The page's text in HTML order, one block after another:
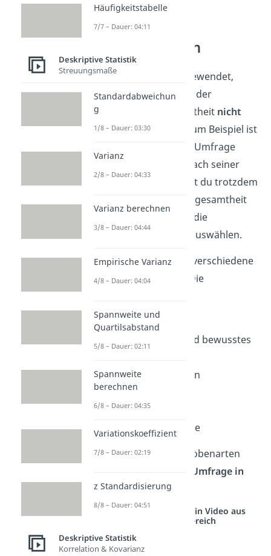
Stichprobenarten
Stichproben werden angewendet,
wenn eine Untersuchung der
kompletten Grundgesamtheit nicht
sinnvoll umsetzbar
ist. Zum Beispiel ist
es nicht möglich, in einer Umfrage
jeden einzelnen Bürger nach seiner
Meinung zu fragen. Damit du trotzdem
Aussagen über die Grundgesamtheit
treffen kannst, musst du die
Stichprobe gut überlegt auswählen.
Du unterschiedest dabei verschiedene
Arten von Stichproben
. Die
wichtigsten sind:
Zufallsstichprobe
Quotenstichprobe und bewusstes
Mehrstufige Verfahren
Klumpenstichprobe
(Clusterstichprobe)
Willkürliche Stichprobe
Hier lernst du die Stichprobenarten
Umfrage in
der Bevölkerungkennen.
Studyflix vernetzt: Hier ein Video aus
einem anderen Bereich
Häufigkeitstabelle
7/7 – Dauer: 04:11
Deskriptive Statistik
Streuungsmaße
Standardabweichun
g
1/8 – Dauer: 03:30
Varianz
2/8 – Dauer: 04:33
Varianz berechnen
3/8 – Dauer: 04:44
Empirische Varianz
4/8 – Dauer: 04:04
Spannweite und
Quartilsabstand
5/8 – Dauer: 02:11
Spannweite
berechnen
6/8 – Dauer: 04:35
Variationskoeffizient
7/8 – Dauer: 02:19
z Standardisierung
8/8 – Dauer: 04:51
Deskriptive Statistik
Korrelation & Kovarianz